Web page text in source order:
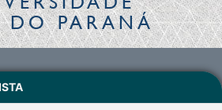
DO PARANÁ